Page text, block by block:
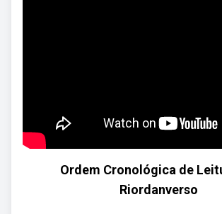
Ordem Cronológica de
Riordanverso